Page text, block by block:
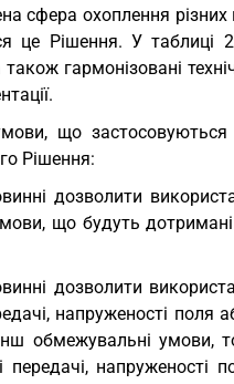
сфера охоплення різних
це Рішення. У таблиці 2
також гармонізовані
що
Рішення:
дозволити
що будуть
дозволити
напруженості поля
обмежувальні умови,
передачі,